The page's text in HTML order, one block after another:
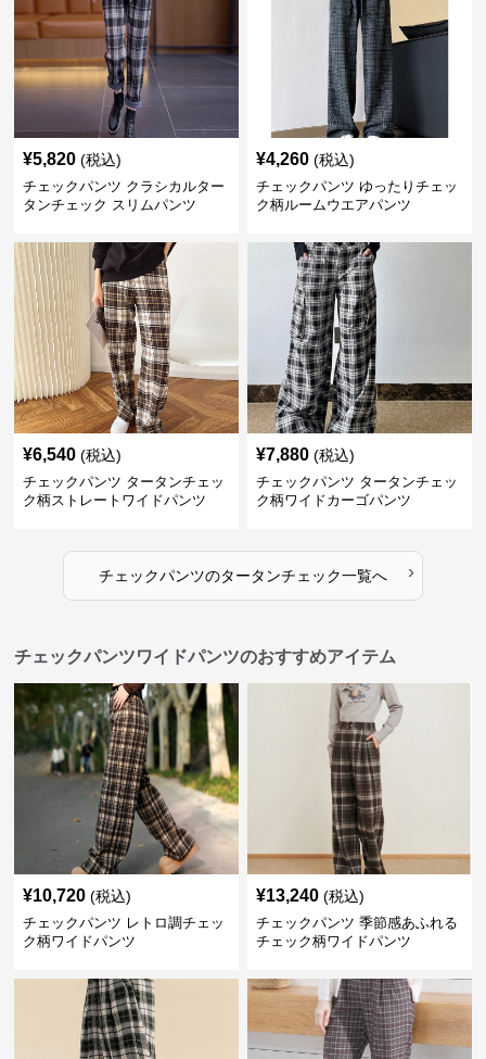
¥5,820 (税込)
チェックパンツ クラシカルター
タンチェック スリムパンツ
¥4,260 (税込)
チェックパンツ ゆったりチェッ
ク柄ルームウエアパンツ
¥6,540 (税込)
チェックパンツ タータンチェッ
ク柄ストレートワイドパンツ
¥7,880 (税込)
チェックパンツ タータンチェッ
ク柄ワイドカーゴパンツ
チェックパンツのタータンチェック一覧へ ›
チェックパンツワイドパンツのおすすめアイテム
¥10,720 (税込)
チェックパンツ レトロ調チェッ
ク柄ワイドパンツ
¥13,240 (税込)
チェックパンツ 季節感あふれる
チェック柄ワイドパンツ